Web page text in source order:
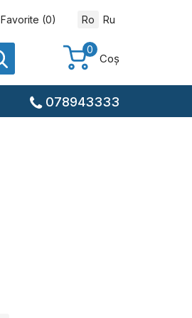
Favorite (0) Ro Ru
0
Coș
078943333